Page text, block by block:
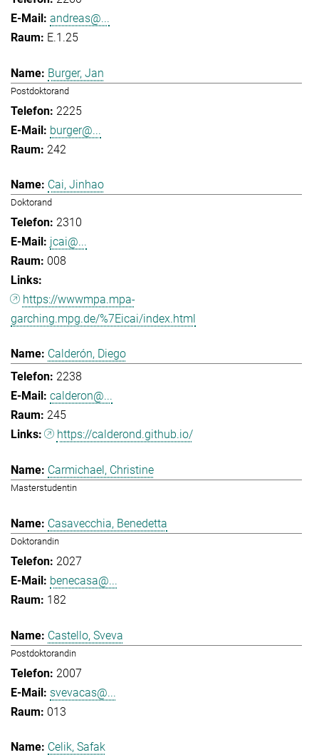
andreas@...
E.1.25
Burger, Jan
Postdoktorand
2225
burger@...
242
Cai, Jinhao
Doktorand
2310
jcai@...
008
https://wwwmpa.mpa-
garching.mpg.de/%7Eicai/index.html
Calderón, Diego
2238
calderon@...
245
https://calderond.github.io/
Carmichael, Christine
Masterstudentin
Casavecchia, Benedetta
Doktorandin
2027
benecasa@...
182
Castello, Sveva
Postdoktorandin
2007
svevacas@...
013
Celik, Safak